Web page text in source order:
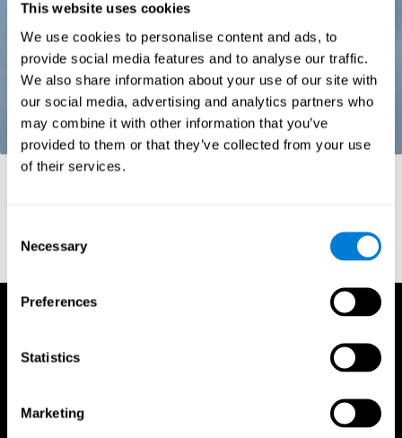
This website uses cookies
We use cookies to personalise content and ads, to
provide social media features and to analyse our traffic.
We also share information about your use of our site with
our social media, advertising and analytics partners who
may combine it with other information that you’ve
provided to them or that they’ve collected from your use
of their services.
Selection
Necessary
Preferences
Statistics
Marketing
Références